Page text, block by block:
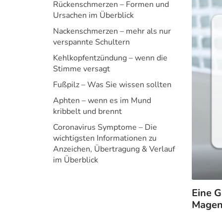
Rückenschmerzen – Formen und
Ursachen im Überblick
Nackenschmerzen – mehr als nur
verspannte Schultern
Kehlkopfentzündung – wenn die
Stimme versagt
Fußpilz – Was Sie wissen sollten
Aphten – wenn es im Mund
kribbelt und brennt
Coronavirus Symptome – Die
wichtigsten Informationen zu
Anzeichen, Übertragung & Verlauf
im Überblick
Eine